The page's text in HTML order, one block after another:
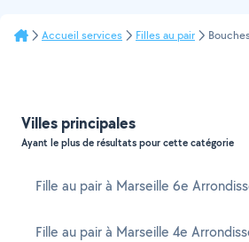
Accueil services Filles au pair
Villes principales
Ayant le plus de résultats pour cette catégorie
Fille au pair à Marseille 6e
Fille au pair à Marseille 4e